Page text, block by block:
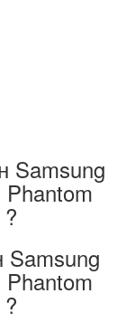
Samsung
Samsung